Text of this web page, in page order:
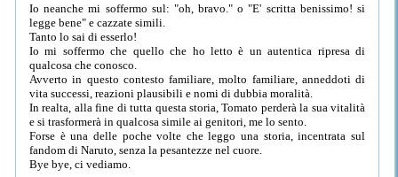
Io neanche mi soffermo sul: "oh, bravo." o "E' scritta benissimo! si
legge bene" e cazzate simili.
Tanto lo sai di esserlo!
Io mi soffermo che quello che ho letto è un autentica ripresa di
qualcosa che conosco.
Avverto in questo contesto familiare, molto familiare, anneddoti di
vita successi, reazioni plausibili e nomi di dubbia moralità.
In realta, alla fine di tutta questa storia, Tomato perderà la sua vitalità
e si trasformerà in qualcosa simile ai genitori, me lo sento.
Forse è una delle poche volte che leggo una storia, incentrata sul
fandom di Naruto, senza la pesantezze nel cuore.
Bye bye, ci vediamo.